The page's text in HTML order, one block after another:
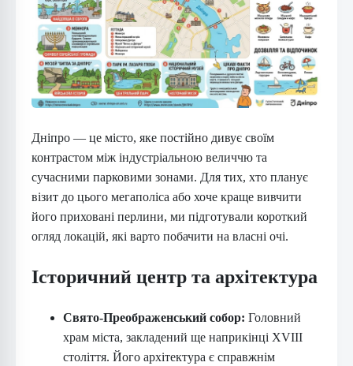
Дніпро — це місто, яке постійно дивує своїм
контрастом між індустріальною величчю та
сучасними парковими зонами. Для тих, хто планує
візит до цього мегаполіса або хоче краще вивчити
його приховані перлини, ми підготували короткий
огляд локацій, які варто побачити на власні очі.
Історичний центр та архітектура
Свято-Преображенський собор: Головний
храм міста, закладений ще наприкінці XVIII
століття. Його архітектура є справжнім